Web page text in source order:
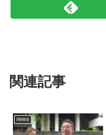
関連記事
news